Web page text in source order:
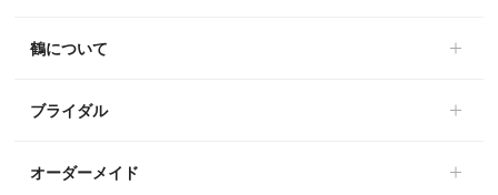
鶴について
ブライダル
オーダーメイド